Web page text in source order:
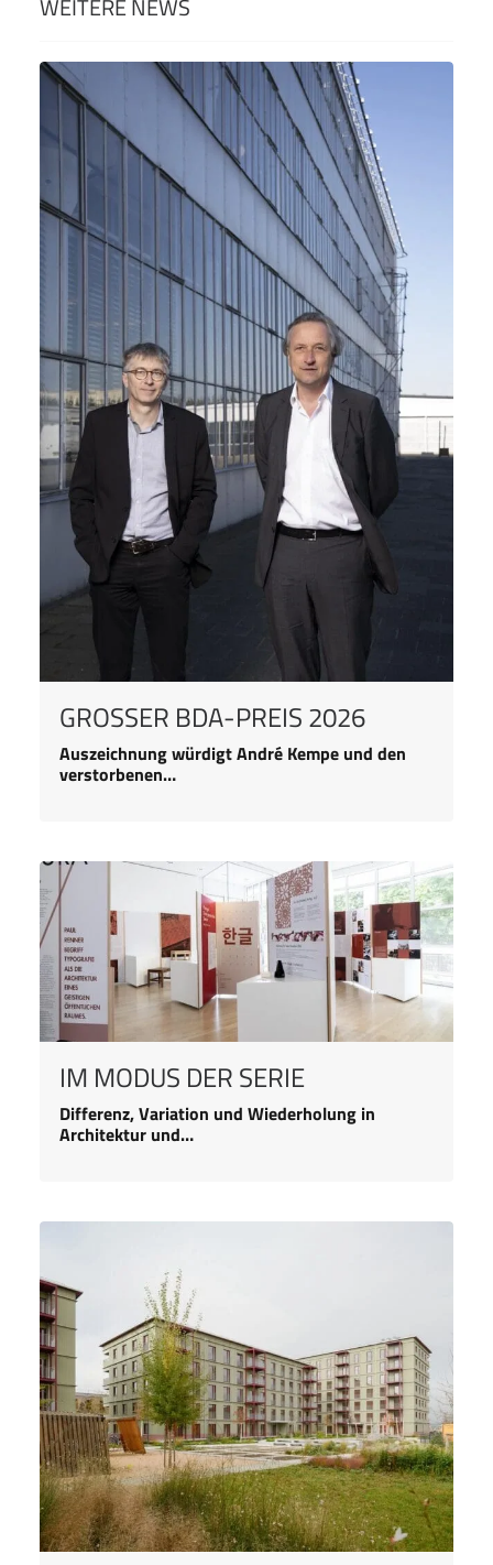
WEITERE NEWS
GROSSER BDA-PREIS 2026
Auszeichnung würdigt André Kempe und den
verstorbenen…
IM MODUS DER SERIE
Differenz, Variation und Wiederholung in
Architektur und…